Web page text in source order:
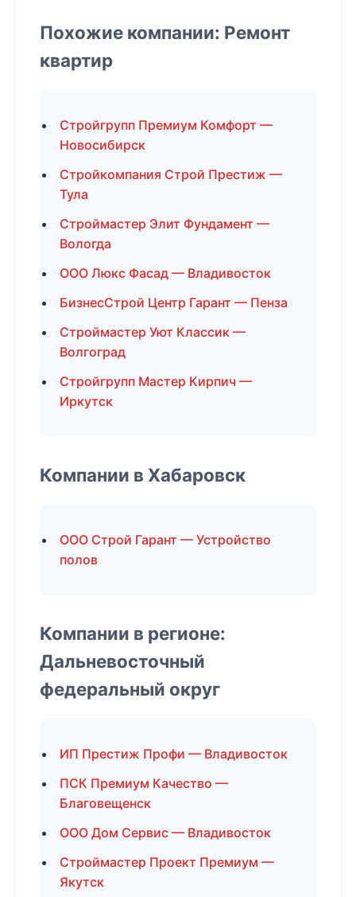
Похожие компании: Ремонт
квартир
Стройгрупп Премиум Комфорт —
Новосибирск
Стройкомпания Строй Престиж —
Тула
Строймастер Элит Фундамент —
Вологда
ООО Люкс Фасад — Владивосток
БизнесСтрой Центр Гарант — Пенза
Строймастер Уют Классик —
Волгоград
Стройгрупп Мастер Кирпич —
Иркутск
Компании в Хабаровск
ООО Строй Гарант — Устройство
полов
Компании в регионе:
Дальневосточный
федеральный округ
ИП Престиж Профи — Владивосток
ПСК Премиум Качество —
Благовещенск
ООО Дом Сервис — Владивосток
Строймастер Проект Премиум —
Якутск